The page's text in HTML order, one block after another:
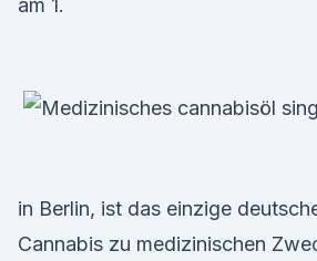
am 1.
in Berlin, ist das einzige
Cannabis zu medizinischen